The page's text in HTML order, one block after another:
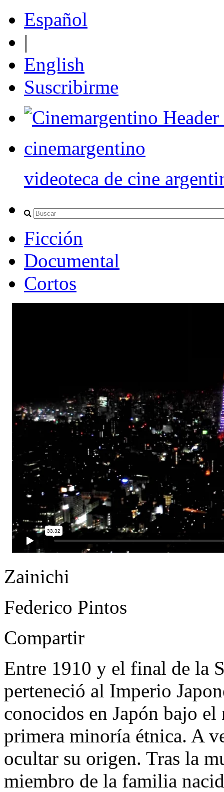
Español
|
English
Suscribirme
cinemargentino
videoteca de cine
Ficción
Documental
Cortos
Zainichi
Federico Pintos
Compartir
Entre 1910 y el final de la
perteneció al Imperio
conocidos en Japón bajo
primera minoría étnica. A
ocultar su origen. Tras la
miembro de la familia